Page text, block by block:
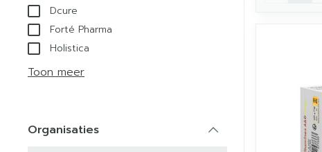
Dcure
Forté Pharma
Holistica
Toon meer
Organisaties